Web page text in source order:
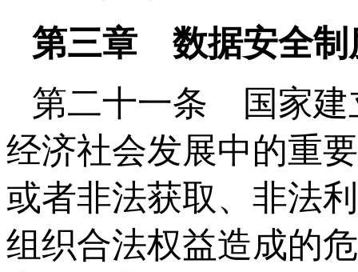
第三章 数据安全制
第二十一条 国家建
经济社会发展中的重
或者非法获取、非法
组织合法权益造成的